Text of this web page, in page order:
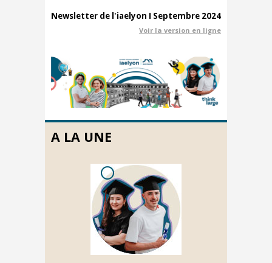
Newsletter de l'iaelyon I Septembre 2024
Voir la version en ligne
A LA UNE